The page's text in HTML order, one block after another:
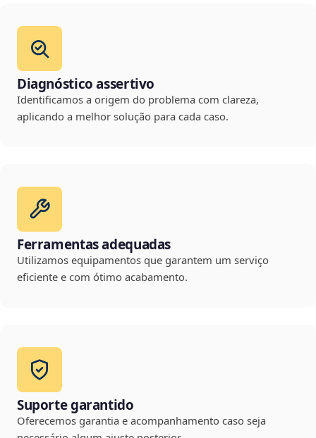
Diagnóstico assertivo
Identificamos a origem do problema com clareza,
aplicando a melhor solução para cada caso.
Ferramentas adequadas
Utilizamos equipamentos que garantem um serviço
eficiente e com ótimo acabamento.
Suporte garantido
Oferecemos garantia e acompanhamento caso seja